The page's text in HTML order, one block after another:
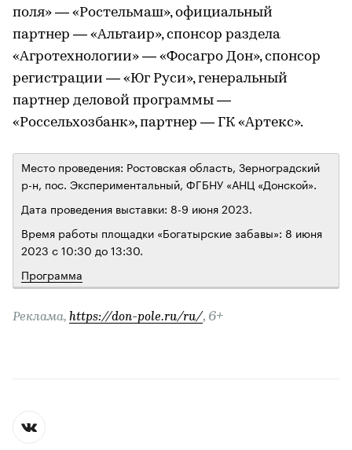
поля» — «Ростельмаш», официальный
партнер — «Альтаир», спонсор раздела
«Агротехнологии» — «Фосагро Дон», спонсор
регистрации — «Юг Руси», генеральный
партнер деловой программы —
«Россельхозбанк», партнер — ГК «Артекс».
Место проведения: Ростовская область, Зерноградский
р-н, пос. Экспериментальный, ФГБНУ «АНЦ «Донской».
Дата проведения выставки: 8-9 июня 2023.
Время работы площадки «Богатырские забавы»: 8 июня
2023 с 10:30 до 13:30.
Программа
Реклама, https://don-pole.ru/ru/, 6+